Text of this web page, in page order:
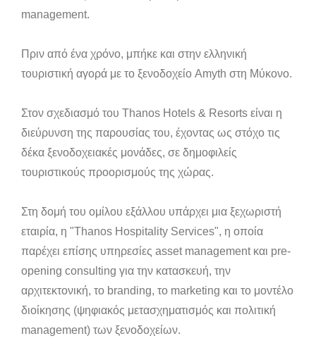
management.
Πριν από ένα χρόνο, μπήκε και στην ελληνική
τουριστική αγορά με το ξενοδοχείο Amyth στη Μύκονο.
Στον σχεδιασμό του Thanos Hotels & Resorts είναι η
διεύρυνση της παρουσίας του, έχοντας ως στόχο τις
δέκα ξενοδοχειακές μονάδες, σε δημοφιλείς
τουριστικούς προορισμούς της χώρας.
Στη δομή του ομίλου εξάλλου υπάρχει μια ξεχωριστή
εταιρία, η "Thanos Hospitality Services", η οποία
παρέχει επίσης υπηρεσίες asset management και pre-
opening consulting για την κατασκευή, την
αρχιτεκτονική, το branding, το marketing και το μοντέλο
διοίκησης (ψηφιακός μετασχηματισμός και πολιτική
management) των ξενοδοχείων.